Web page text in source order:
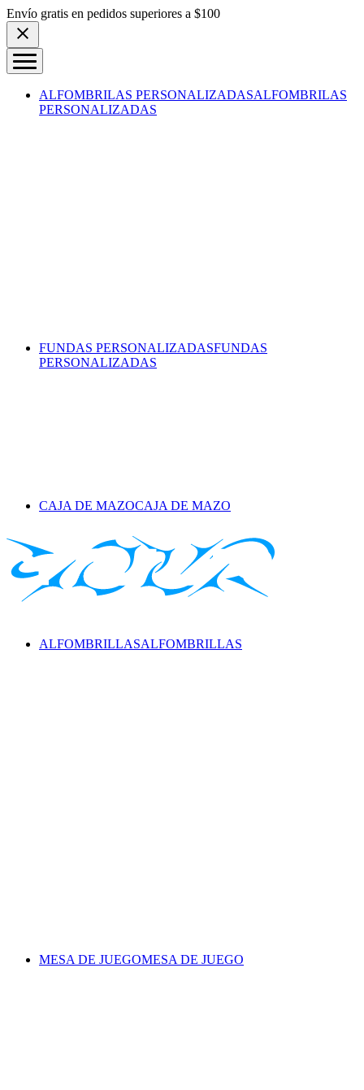
Skip to content
Envío gratis en pedidos superiores a $100
ALFOMBRILAS PERSONALIZADASALFOMBRILAS
PERSONALIZADAS
FUNDAS PERSONALIZADASFUNDAS
PERSONALIZADAS
CAJA DE MAZOCAJA DE MAZO
ALFOMBRILLASALFOMBRILLAS
MESA DE JUEGOMESA DE JUEGO